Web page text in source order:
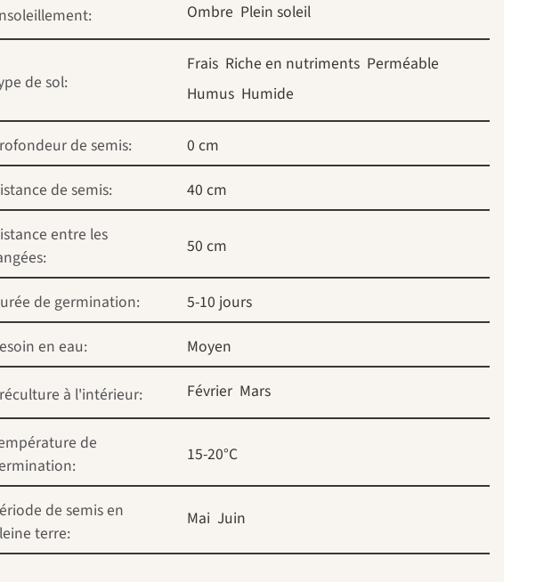
Ombre Plein soleil
de sol:
Frais Riche en nutriments Perméable
Humus Humide
de semis:
0 cm
de semis:
40 cm
entre les
50 cm
de germination:
5-10 jours
en eau:
Moyen
à l'intérieur: Février Mars
de
15-20°C
de semis en
terre:
Mai Juin